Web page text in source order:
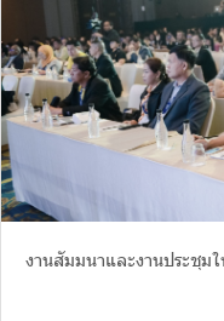
งานสัมมนาและงานประชุ